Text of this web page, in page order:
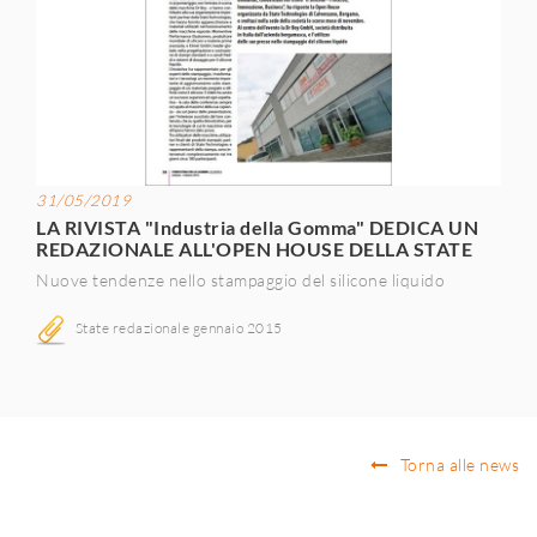
31/05/2019
LA RIVISTA "Industria della Gomma" DEDICA UN
REDAZIONALE ALL'OPEN HOUSE DELLA STATE
Nuove tendenze nello stampaggio del silicone liquido
State redazionale gennaio 2015
Torna alle news